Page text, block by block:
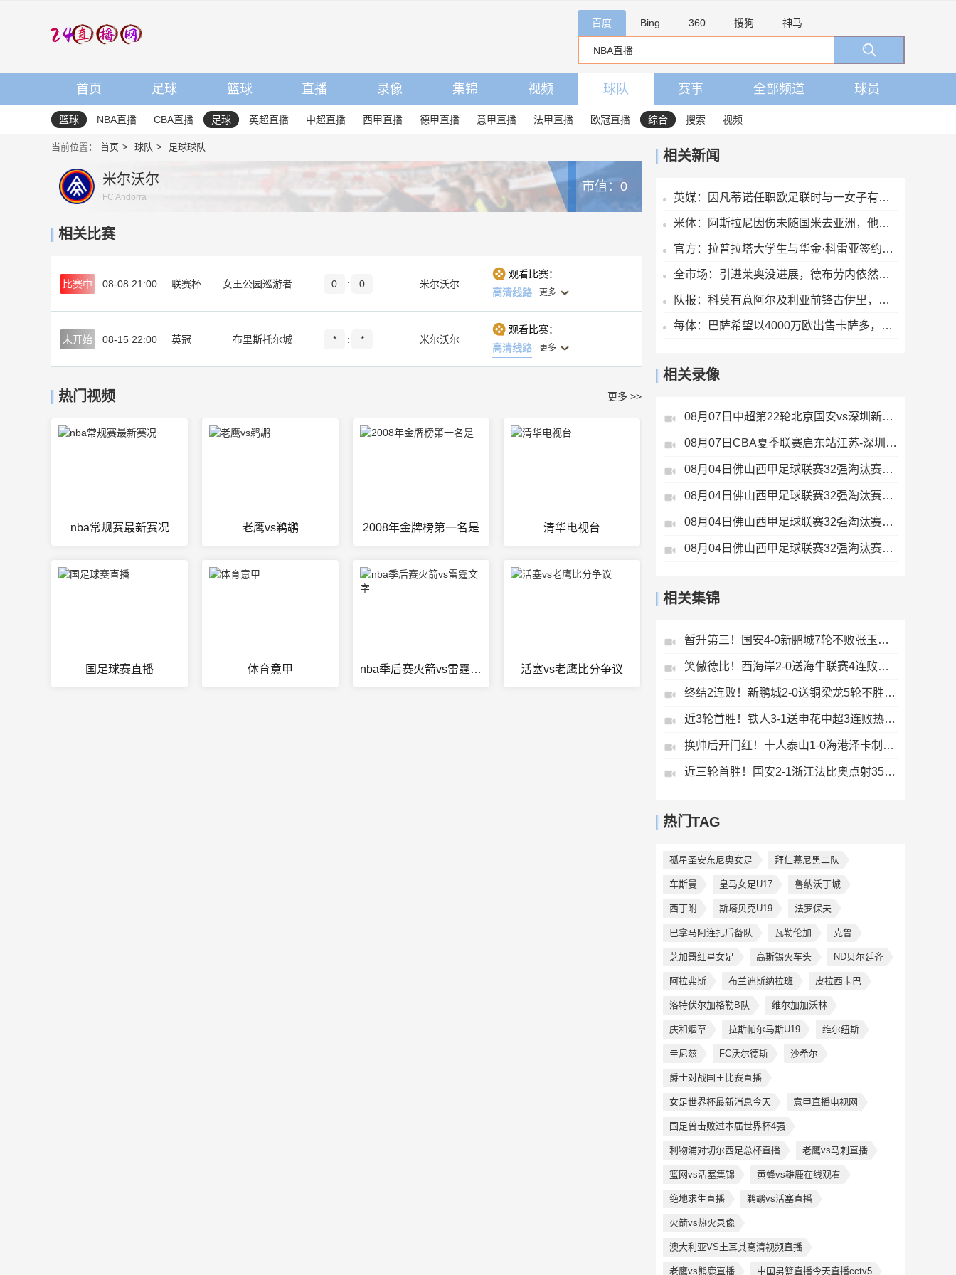
百度 Bing 360 搜狗 神马
首页 足球 篮球 直播 录像 集锦 视频 球队 赛事 全部频道 球员
篮球 NBA直播 CBA直播 足球 英超直播 中超直播 西甲直播 德甲直播 意甲直播 法甲直播 欧冠直播 综合 搜索 视频
当前位置： 首页 球队 足球球队
米尔沃尔
FC Andorra
市值：0
相关比赛
比赛中 08-08 21:00 联赛杯 女王公园巡游者 0 : 0 米尔沃尔
观看比赛：
高清线路
更多
未开始 08-15 22:00 英冠 布里斯托尔城 * : * 米尔沃尔
观看比赛：
高清线路
更多
热门视频 更多 >>
nba常规赛最新赛况 老鹰vs鹈鹕 2008年金牌榜第一名是 清华电视台
国足球赛直播 体育意甲 nba季后赛火箭vs雷霆文字 活塞vs老鹰比分争议
相关新闻
英媒：因凡蒂诺任职欧足联时与一女子有染，欧足联付6位数封口费
米体：阿斯拉尼因伤未随国米去亚洲，他早已不在球队的未来计划中
官方：拉普拉塔大学生与华金·科雷亚签约两年
全市场：引进莱奥没进展，德布劳内依然是加拉塔萨雷的引援目标
队报：科莫有意阿尔及利亚前锋古伊里，今夏世界杯出场4次打进1球
每体：巴萨希望以4000万欧出售卡萨多，此前曾拒绝1000多万欧报价
相关录像
08月07日中超第22轮北京国安vs深圳新鹏城全场录像
08月07日CBA夏季联赛启东站江苏-深圳全场录像
08月04日佛山西甲足球联赛32强淘汰赛藝品高國際VS湛江狂狼·粵辉能源全场录像
08月04日佛山西甲足球联赛32强淘汰赛贪玩游戏VS美的薪火全场录像
08月04日佛山西甲足球联赛32强淘汰赛肇庆恒骏成VS三七互娱全场录像
08月04日佛山西甲足球联赛32强淘汰赛广东西南建设VS香港圣徒全场录像
相关集锦
暂升第三！国安4-0新鹏城7轮不败张玉宁传射达万双响法比奥破门
笑傲德比！西海岸2-0送海牛联赛4连败海牛仍垫底西海岸升至第二
终结2连败！新鹏城2-0送铜梁龙5轮不胜37岁姜至鹏破门韦斯利建功
近3轮首胜！铁人3-1送申花中超3连败热菲尼奥双响邦本宜裕传射
换帅后开门红！十人泰山1-0海港泽卡制胜于金永扑点海港三球被吹
近三轮首胜！国安2-1浙江法比奥点射35岁张稀哲制胜王钰栋送助攻
热门TAG
孤星圣安东尼奥女足 拜仁慕尼黑二队
车斯曼 皇马女足U17 鲁纳沃丁城
西丁附 斯塔贝克U19 法罗保夫
巴拿马阿连扎后备队 瓦勒伦加 克鲁
芝加哥红星女足 高斯锡火车头 ND贝尔廷齐
阿拉弗斯 布兰迪斯纳拉班 皮拉西卡巴
洛特伏尔加格勒B队 维尔加加沃林
庆和烟草 拉斯帕尔马斯U19 维尔纽斯
圭尼兹 FC沃尔德斯 沙希尔
爵士对战国王比赛直播
女足世界杯最新消息今天 意甲直播电视网
国足曾击败过本届世界杯4强
利物浦对切尔西足总杯直播 老鹰vs马刺直播
篮网vs活塞集锦 黄蜂vs雄鹿在线观看
绝地求生直播 鹈鹕vs活塞直播
火箭vs热火录像
澳大利亚VS土耳其高清视频直播
老鹰vs熊鹿直播 中国男篮直播今天直播cctv5